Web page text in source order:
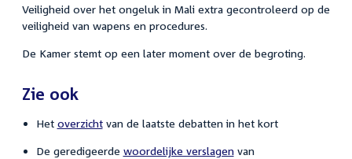
Veiligheid over het ongeluk in Mali extra gecontroleerd op de
veiligheid van wapens en procedures.
De Kamer stemt op een later moment over de begroting.
Zie ook
Het overzichtvan de laatste debatten in het kort
De geredigeerde woordelijke verslagenvan